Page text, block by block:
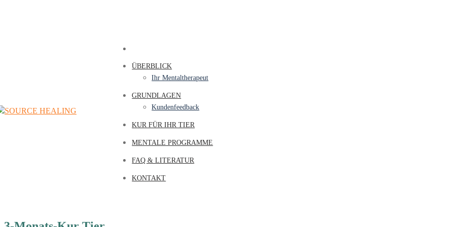
ÜBERBLICK
Ihr Mentaltherapeut
GRUNDLAGEN
Kundenfeedback
KUR FÜR IHR TIER
MENTALE PROGRAMME
FAQ & LITERATUR
KONTAKT